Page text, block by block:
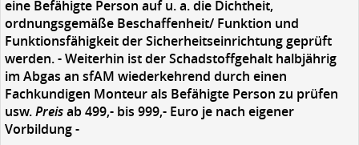
eine Befähigte Person auf u. a. die Dichtheit,
ordnungsgemäße Beschaffenheit/ Funktion und
Funktionsfähigkeit der Sicherheitseinrichtung geprüft
werden. - Weiterhin ist der Schadstoffgehalt halbjährig
im Abgas an sfAM wiederkehrend durch einen
Fachkundigen Monteur als Befähigte Person zu prüfen
usw.Preisab 499,- bis 999,- Euro je nach eigener
Vorbildung -